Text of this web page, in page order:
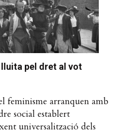
pel dret al vot
feminisme arranquen amb
social establert
universalització dels